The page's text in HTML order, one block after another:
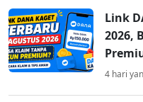
Link
2026,
4 hari